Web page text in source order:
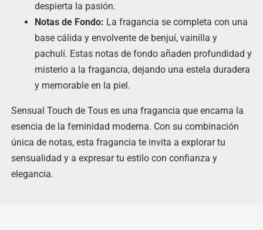
despierta la pasión.
Notas de Fondo: La fragancia se completa con una
base cálida y envolvente de benjuí, vainilla y
pachulí. Estas notas de fondo añaden profundidad y
misterio a la fragancia, dejando una estela duradera
y memorable en la piel.
Sensual Touch de Tous es una fragancia que encarna la
esencia de la feminidad moderna. Con su combinación
única de notas, esta fragancia te invita a explorar tu
sensualidad y a expresar tu estilo con confianza y
elegancia.